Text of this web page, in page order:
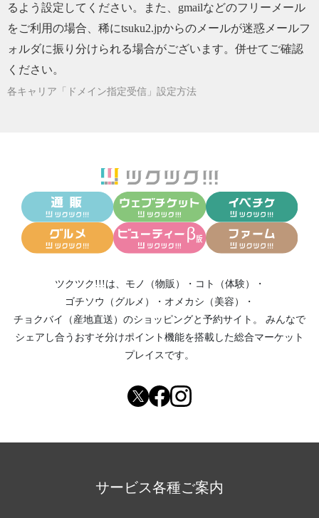
るよう設定してください。また、gmailなどのフリーメール
をご利用の場合、稀にtsuku2.jpからのメールが迷惑メールフ
ォルダに振り分けられる場合がございます。併せてご確認
ください。
各キャリア「ドメイン指定受信」設定方法
ツクツク!!!は、 モノ（物販） ・ コト（体験）
・
ゴチソウ（グルメ）
・ オメカシ（美容）
・
チョクバイ（産地直送） のショッピングと予約サイト。
みんなで
シェアし合う おすそ分けポイント機能を搭載した総合マーケット
プレイスです。
サービス各種ご案内